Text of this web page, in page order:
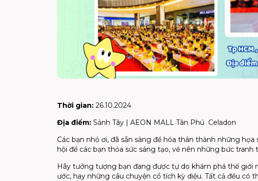
Thời gian: 26.10.2024
Địa điểm: Sảnh Tây | AEON MALL Tân Phú Celadon
Các bạn nhỏ ơi, đã sẵn sàng để hóa thân thành những
hội để các bạn thỏa sức sáng tạo, vẽ nên những bức
Hãy tưởng tượng bạn đang được tự do khám phá thế giới
ước, hay những câu chuyện cổ tích kỳ diệu. Tất cả đều có